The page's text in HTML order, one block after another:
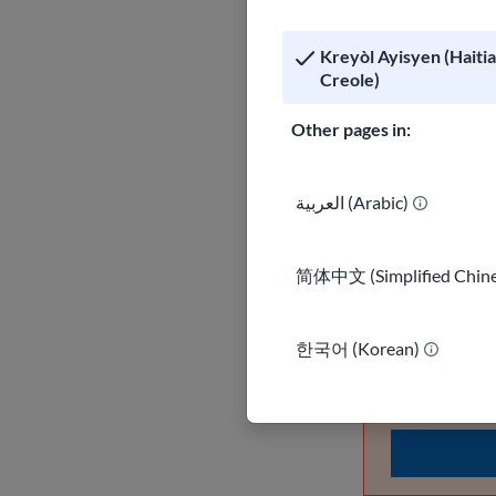
Kreyòl Ayisyen
Creole)
Other pages in:
العربية (Arabic)
简体中文 (Simplified
한국어 (Korean)
nan men